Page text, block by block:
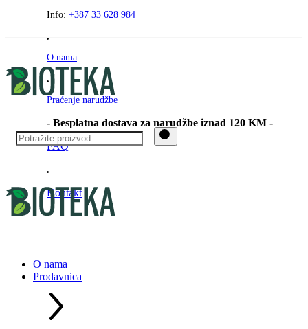
PreskočiteInfo: +387 33 628 984
O nama
Praćenje narudžbe
- Besplatna dostava za narudžbe iznad 120 KM -
FAQ
Kontakt
O nama
Prodavnica